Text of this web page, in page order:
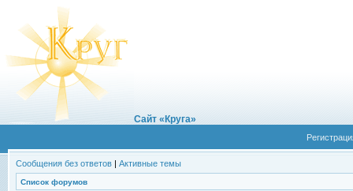
Сайт «Круга»
Сообщения без ответов | Активные темы
Список форумов